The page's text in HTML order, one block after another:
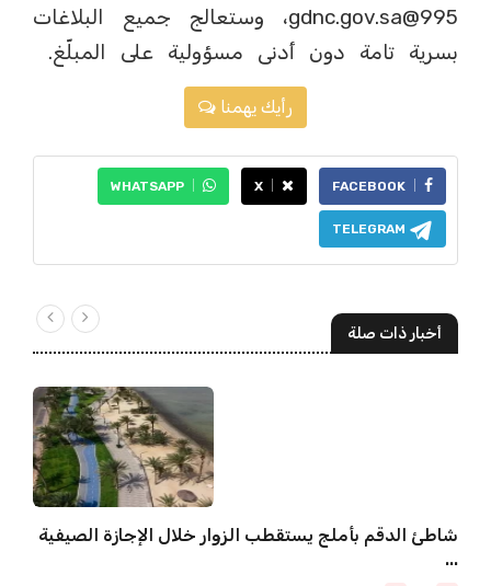
995@gdnc.gov.sa، وستعالج جميع البلاغات
بسرية تامة دون أدنى مسؤولية على المبلّغ.
رأيك يهمنا
FACEBOOK
X
WHATSAPP
TELEGRAM
أخبار ذات صلة
شاطئ الدقم بأملج يستقطب الزوار خلال الإجازة الصيفية
...